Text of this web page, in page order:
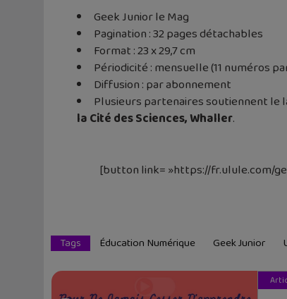
Geek Junior le Mag
Pagination : 32 pages détachables
Format : 23 x 29,7 cm
Périodicité : mensuelle (11 numéros
Diffusion : par abonnement
Plusieurs partenaires soutiennent le
la Cité des Sciences, Whaller.
[button link= »https://fr.ulule.com/
Tags Éducation Numérique Geek Junior